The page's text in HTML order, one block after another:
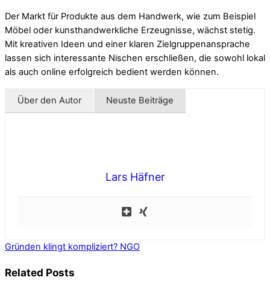
Der Markt für Produkte aus dem Handwerk, wie zum Beispiel
Möbel oder kunsthandwerkliche Erzeugnisse, wächst stetig.
Mit kreativen Ideen und einer klaren Zielgruppenansprache
lassen sich interessante Nischen erschließen, die sowohl lokal
als auch online erfolgreich bedient werden können.
Über den Autor Neuste Beiträge
Lars Häfner
Gründen klingt kompliziert? NGO
Related Posts